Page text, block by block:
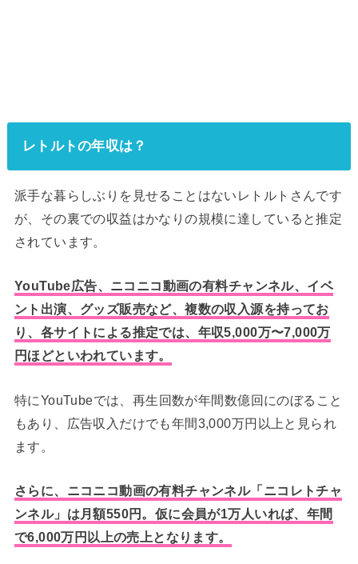
レトルトの年収は？
派手な暮らしぶりを見せることはないレトルトさんです
が、その裏での収益はかなりの規模に達していると推定
されています。
YouTube広告、ニコニコ動画の有料チャンネル、イベ
ント出演、グッズ販売など、複数の収入源を持ってお
り、各サイトによる推定では、年収5,000万〜7,000万
円ほどといわれています。
特にYouTubeでは、再生回数が年間数億回にのぼること
もあり、広告収入だけでも年間3,000万円以上と見られ
ます。
さらに、ニコニコ動画の有料チャンネル「ニコレトチャ
ンネル」は月額550円。仮に会員が1万人いれば、年間
で6,000万円以上の売上となります。